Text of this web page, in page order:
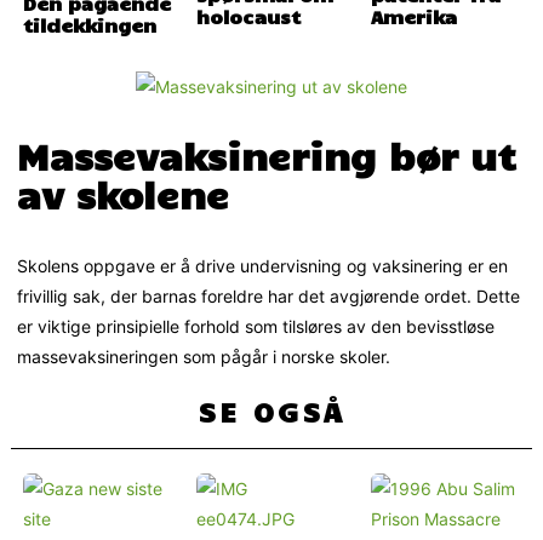
tildekkingen
holocaust
Amerika
Massevaksinering bør ut
av skolene
Skolens oppgave er å drive undervisning og vaksinering er en
frivillig sak, der barnas foreldre har det avgjørende ordet. Dette
er viktige prinsipielle forhold som tilsløres av den bevisstløse
massevaksineringen som pågår i norske skoler.
SE OGSÅ